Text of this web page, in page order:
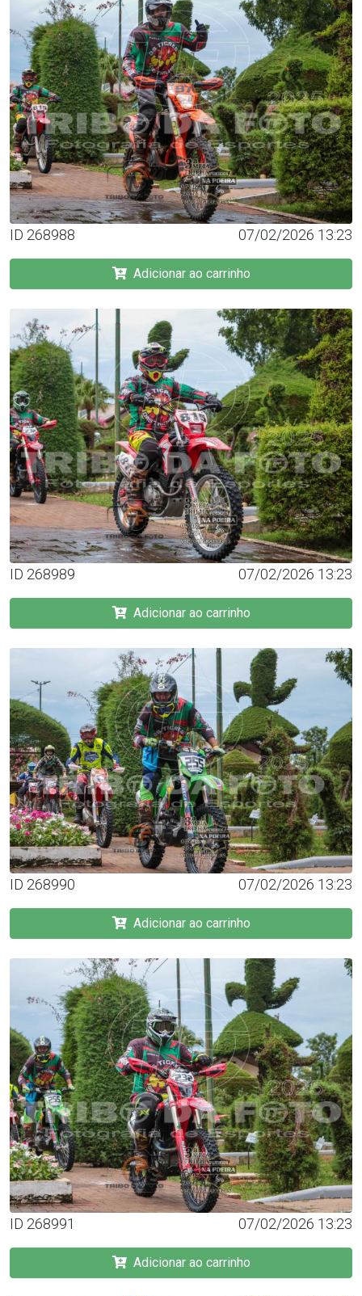
ID 268988 07/02/2026 13:23
Adicionar ao carrinho
ID 268989 07/02/2026 13:23
Adicionar ao carrinho
ID 268990 07/02/2026 13:23
Adicionar ao carrinho
ID 268991 07/02/2026 13:23
Adicionar ao carrinho